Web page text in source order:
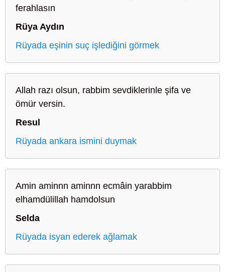
ferahlasın
Rüya Aydın
Rüyada eşinin suç işlediğini görmek
Allah razı olsun, rabbim sevdiklerinle şifa ve
ömür versin.
Resul
Rüyada ankara ismini duymak
Amin aminnn aminnn ecmâin yarabbim
elhamdülillah hamdolsun
Selda
Rüyada isyan ederek ağlamak